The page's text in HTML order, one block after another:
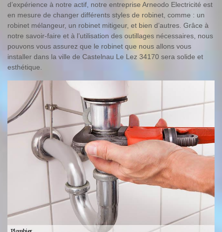
d’expérience à notre actif, notre entreprise Arneodo Electricité est
en mesure de changer différents styles de robinet, comme : un
robinet mélangeur, un robinet mitigeur, et bien d’autres. Grâce à
notre savoir-faire et à l’utilisation des outillages nécessaires, nous
pouvons vous assurez que le robinet que nous allons vous
installer dans la ville de Castelnau Le Lez 34170 sera solide et
esthétique.